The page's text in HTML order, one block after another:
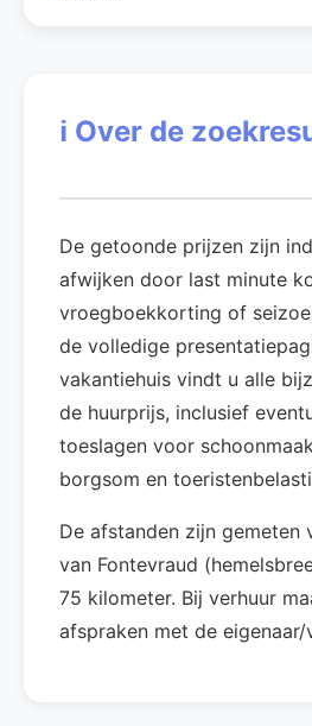
ℹ️ Over de
De getoonde prijzen zijn
afwijken door last minute
vroegboekkorting of
de volledige
vakantiehuis vindt u alle
de huurprijs, inclusief
toeslagen voor
borgsom en
De afstanden zijn gemeten
van Fontevraud
75 kilometer. Bij verhuur
afspraken met de eigenaar/